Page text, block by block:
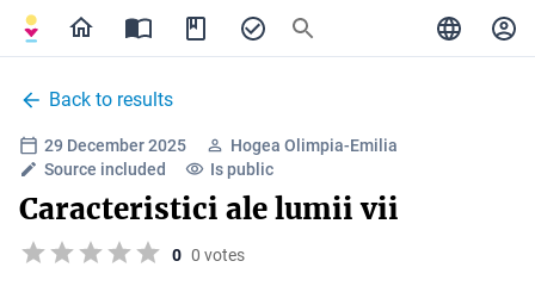
Back to results
29 December 2025
Hogea Olimpia-Emilia
Source included
Is public
Caracteristici ale lumii vii
0 0 votes